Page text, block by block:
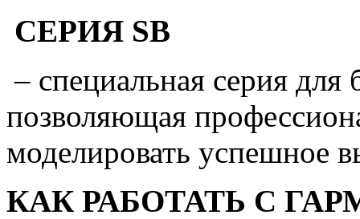
СЕРИЯ SB
– специальная серия для
позволяющая
моделировать успешное
КАК РАБОТАТЬ С